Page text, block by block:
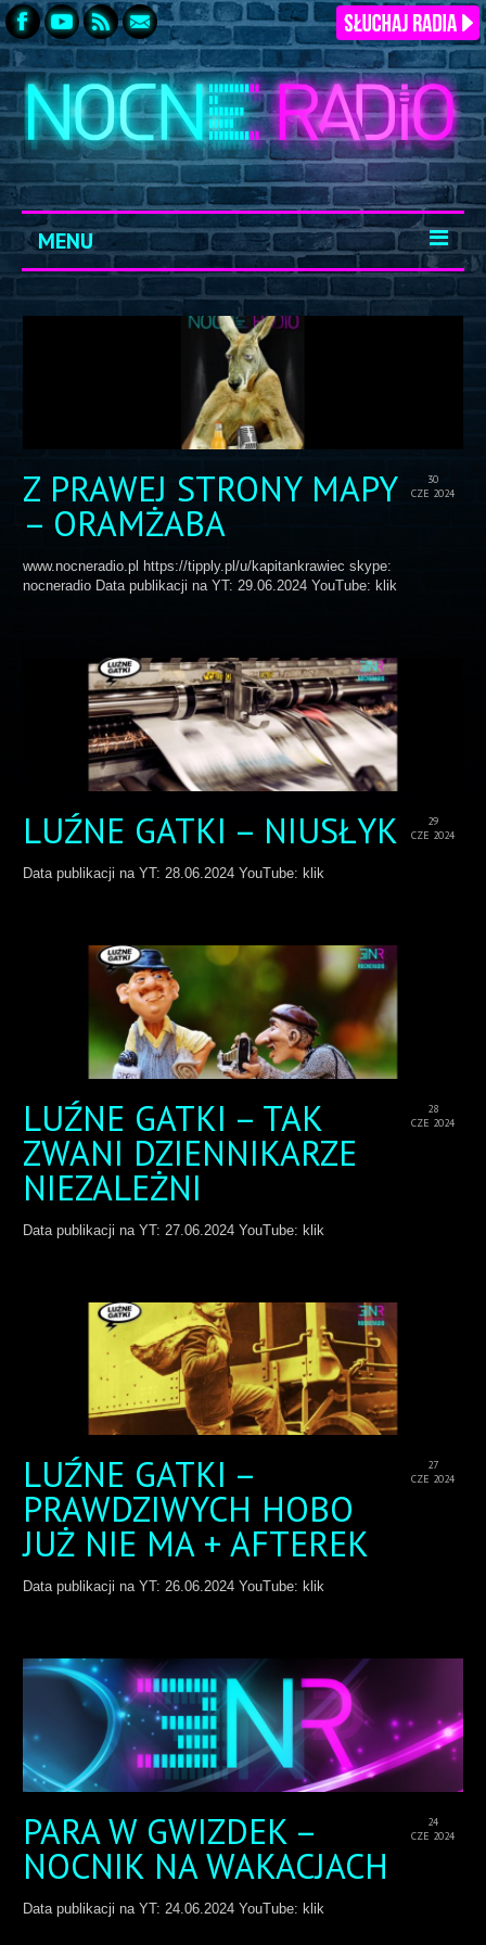
MENU
START
LOGOWANIE
30
CZE 2024
Z PRAWEJ STRONY MAPY
– ORAMŻABA
www.nocneradio.pl https://tipply.pl/u/kapitankrawiec skype:
nocneradio Data publikacji na YT: 29.06.2024 YouTube: klik
29
CZE 2024
LUŹNE GATKI – NIUSŁYK
Data publikacji na YT: 28.06.2024 YouTube: klik
28
CZE 2024
LUŹNE GATKI – TAK
ZWANI DZIENNIKARZE
NIEZALEŻNI
Data publikacji na YT: 27.06.2024 YouTube: klik
27
CZE 2024
LUŹNE GATKI –
PRAWDZIWYCH HOBO
JUŻ NIE MA + AFTEREK
Data publikacji na YT: 26.06.2024 YouTube: klik
24
CZE 2024
PARA W GWIZDEK –
NOCNIK NA WAKACJACH
Data publikacji na YT: 24.06.2024 YouTube: klik